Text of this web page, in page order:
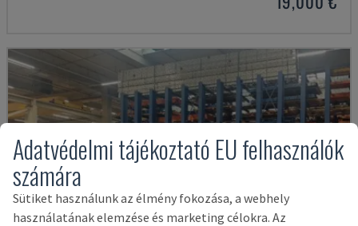
Adatvédelmi tájékoztató EU felhasználók
számára
Sütiket használunk az élmény fokozása, a webhely
használatának elemzése és marketing célokra. Az